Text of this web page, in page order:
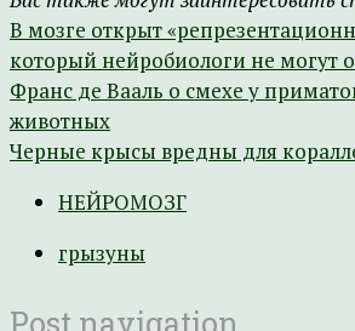
В мозге открыт
который нейробиологи не могут
Франс де Вааль о смехе у
животных
Черные крысы вредны для
НЕЙРОМОЗГ
грызуны